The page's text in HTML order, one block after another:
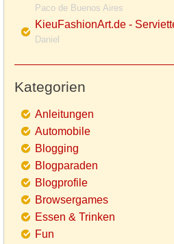
Paco de Buenos Aires
KieuFashionArt.de -
Daniel
Kategorien
Anleitungen
Automobile
Blogging
Blogparaden
Blogprofile
Browsergames
Essen & Trinken
Fun